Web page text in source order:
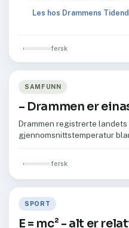
Les hos Drammens
fersk
SAMFUNN
– Drammen er
Drammen registrerte landets
gjennomsnittstemperatur
fersk
SPORT
E = mc² - alt er